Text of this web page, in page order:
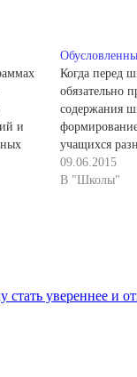
и
Когда перед
обязательно
содержания
учащихся
поурочных
только те,
09.06.2015
В "Школы"